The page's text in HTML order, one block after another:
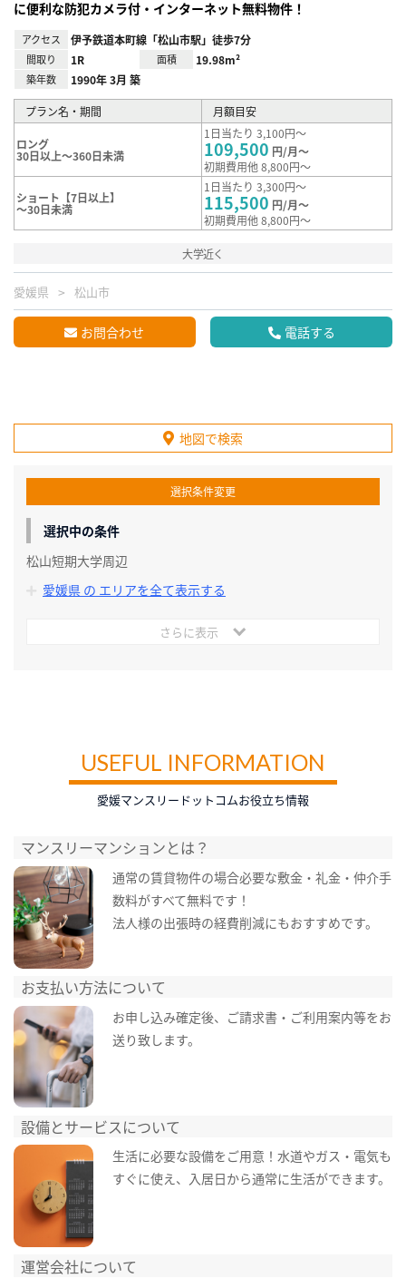
に便利な防犯カメラ付・インターネット無料物件！
アクセス 伊予鉄道本町線「松山市駅」徒歩7分
間取り 1R 面積 19.98m²
築年数 1990年 3月 築
プラン名・期間 月額目安
ロング
30日以上～360日未満
1日当たり 3,100円～
109,500 円/月～
初期費用他 8,800円～
ショート【7日以上】
～30日未満
1日当たり 3,300円～
115,500 円/月～
初期費用他 8,800円～
大学近く
愛媛県 松山市
お問合わせ 電話する
地図で検索
選択条件変更
選択中の条件
松山短期大学周辺
愛媛県 の エリアを全て表示する
さらに表示
USEFUL INFORMATION
愛媛マンスリードットコムお役立ち情報
マンスリーマンションとは？
通常の賃貸物件の場合必要な敷金・礼金・仲介手
数料がすべて無料です！
法人様の出張時の経費削減にもおすすめです。
お支払い方法について
お申し込み確定後、ご請求書・ご利用案内等をお
送り致します。
設備とサービスについて
生活に必要な設備をご用意！水道やガス・電気も
すぐに使え、入居日から通常に生活ができます。
運営会社について